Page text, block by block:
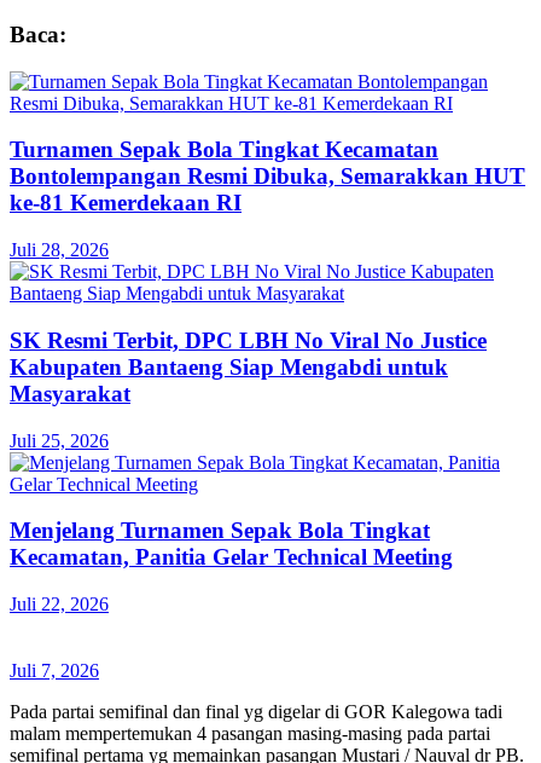
Baca:
Turnamen Sepak Bola Tingkat Kecamatan
Bontolempangan Resmi Dibuka, Semarakkan HUT
ke-81 Kemerdekaan RI
Juli 28, 2026
SK Resmi Terbit, DPC LBH No Viral No Justice
Kabupaten Bantaeng Siap Mengabdi untuk
Masyarakat
Juli 25, 2026
Menjelang Turnamen Sepak Bola Tingkat
Kecamatan, Panitia Gelar Technical Meeting
Juli 22, 2026
Juli 7, 2026
Pada partai semifinal dan final yg digelar di GOR Kalegowa tadi
malam mempertemukan 4 pasangan masing-masing pada partai
semifinal pertama yg memainkan pasangan Mustari / Nauval dr PB.